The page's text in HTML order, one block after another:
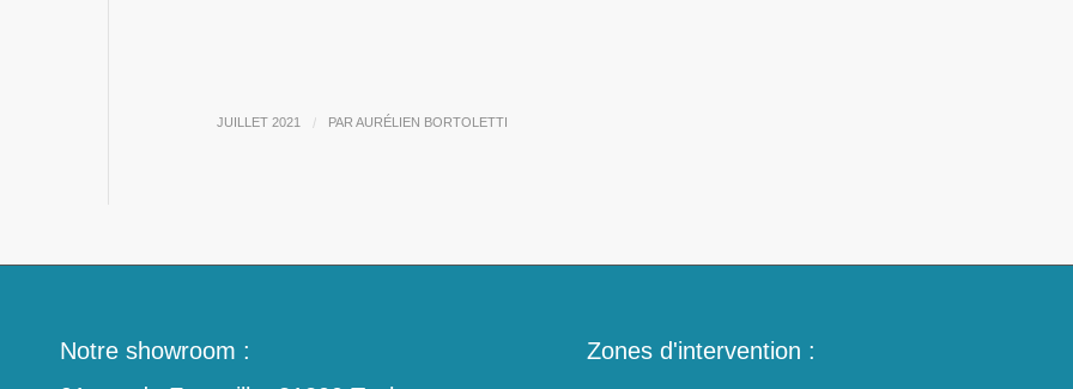
JUILLET 2021 / PAR AURÉLIEN BORTOLETTI
Notre showroom :
Zones d'intervention :